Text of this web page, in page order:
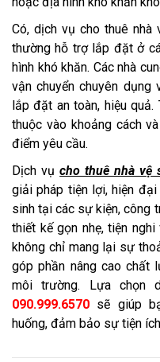
Có, dịch vụ cho thuê
thường hỗ trợ lắp đặt ở
hình khó khăn. Các nhà
vận chuyển chuyên
lắp đặt an toàn, hiệu
thuộc vào khoảng cách
điểm yêu cầu.
Dịch vụcho thuê nhà vệ
giải pháp tiện lợi, hiện
sinh tại các sự kiện, công
thiết kế gọn nhẹ, tiện
không chỉ mang lại sự
góp phần nâng cao chất
môi trường. Lựa chọn
090.999.6570 sẽ giúp
huống, đảm bảo sự tiện